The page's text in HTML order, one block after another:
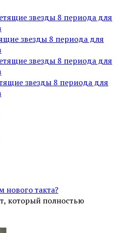
звезды 8 периода для
звезды 8 периода для
звезды 8 периода для
звезды 8 периода для
нового такта?
который полностью